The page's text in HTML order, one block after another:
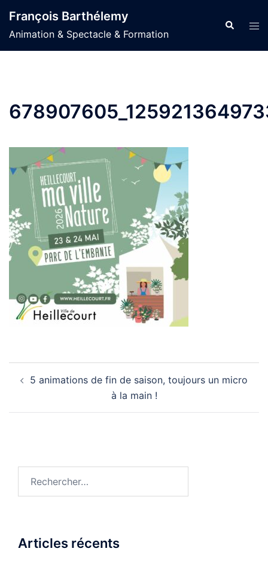
au
contenu
François Barthélemy
Animation & Spectacle & Formation
d’article
5 animations de fin de saison, toujours un micro
à la main !
Articles récents